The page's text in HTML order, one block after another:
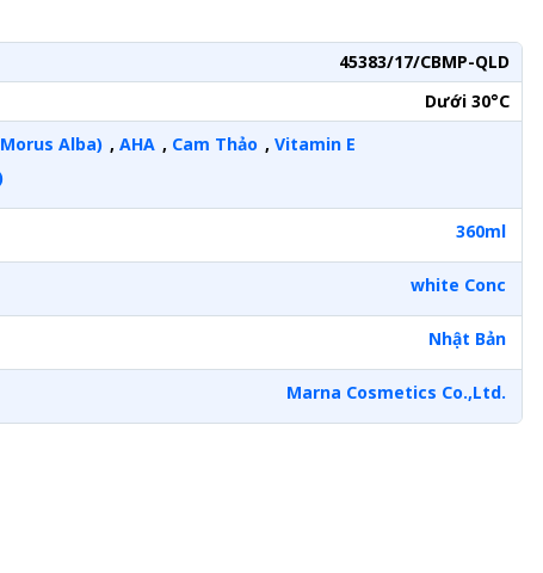
45383/17/CBMP-QLD
Dưới 30°C
Alba) , AHA , Cam Thảo , Vitamin E
360ml
white Conc
Nhật Bản
Marna Cosmetics Co.,Ltd.